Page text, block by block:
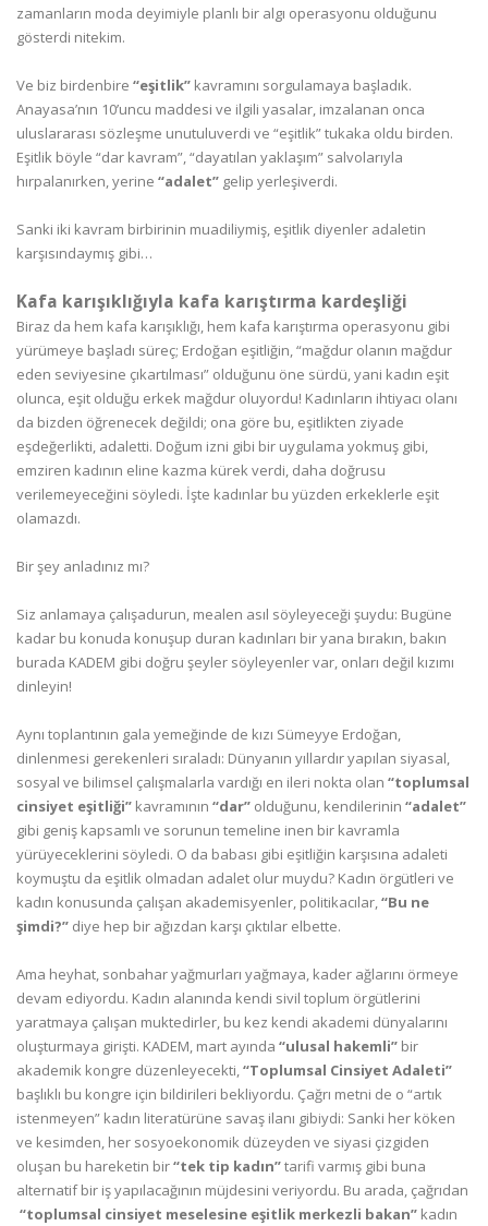
zamanların moda deyimiyle planlı bir algı operasyonu olduğunu
gösterdi nitekim.
Ve biz birdenbire “eşitlik” kavramını sorgulamaya başladık.
Anayasa’nın 10’uncu maddesi ve ilgili yasalar, imzalanan onca
uluslararası sözleşme unutuluverdi ve “eşitlik” tukaka oldu birden.
Eşitlik böyle “dar kavram”, “dayatılan yaklaşım” salvolarıyla
hırpalanırken, yerine “adalet” gelip yerleşiverdi.
Sanki iki kavram birbirinin muadiliymiş, eşitlik diyenler adaletin
karşısındaymış gibi…
Kafa karışıklığıyla kafa karıştırma kardeşliği
Biraz da hem kafa karışıklığı, hem kafa karıştırma operasyonu gibi
yürümeye başladı süreç; Erdoğan eşitliğin, “mağdur olanın mağdur
eden seviyesine çıkartılması” olduğunu öne sürdü, yani kadın eşit
olunca, eşit olduğu erkek mağdur oluyordu! Kadınların ihtiyacı olanı
da bizden öğrenecek değildi; ona göre bu, eşitlikten ziyade
eşdeğerlikti, adaletti. Doğum izni gibi bir uygulama yokmuş gibi,
emziren kadının eline kazma kürek verdi, daha doğrusu
verilemeyeceğini söyledi. İşte kadınlar bu yüzden erkeklerle eşit
olamazdı.
Bir şey anladınız mı?
Siz anlamaya çalışadurun, mealen asıl söyleyeceği şuydu: Bugüne
kadar bu konuda konuşup duran kadınları bir yana bırakın, bakın
burada KADEM gibi doğru şeyler söyleyenler var, onları değil kızımı
dinleyin!
Aynı toplantının gala yemeğinde de kızı Sümeyye Erdoğan,
dinlenmesi gerekenleri sıraladı: Dünyanın yıllardır yapılan siyasal,
sosyal ve bilimsel çalışmalarla vardığı en ileri nokta olan “toplumsal
cinsiyet eşitliği” kavramının “dar” olduğunu, kendilerinin “adalet”
gibi geniş kapsamlı ve sorunun temeline inen bir kavramla
yürüyeceklerini söyledi. O da babası gibi eşitliğin karşısına adaleti
koymuştu da eşitlik olmadan adalet olur muydu? Kadın örgütleri ve
kadın konusunda çalışan akademisyenler, politikacılar, “Bu ne
şimdi?” diye hep bir ağızdan karşı çıktılar elbette.
Ama heyhat, sonbahar yağmurları yağmaya, kader ağlarını örmeye
devam ediyordu. Kadın alanında kendi sivil toplum örgütlerini
yaratmaya çalışan muktedirler, bu kez kendi akademi dünyalarını
oluşturmaya girişti. KADEM, mart ayında “ulusal hakemli” bir
akademik kongre düzenleyecekti, “Toplumsal Cinsiyet Adaleti”
başlıklı bu kongre için bildirileri bekliyordu. Çağrı metni de o “artık
istenmeyen” kadın literatürüne savaş ilanı gibiydi: Sanki her köken
ve kesimden, her sosyoekonomik düzeyden ve siyasi çizgiden
oluşan bu hareketin bir“tek tip kadın”tarifi varmış gibi buna
alternatif bir iş yapılacağının müjdesini veriyordu. Bu arada, çağrıdan
“toplumsal cinsiyet meselesine eşitlik merkezli bakan” kadın